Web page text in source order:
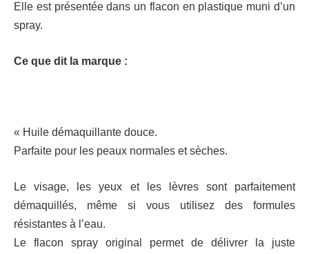
Elle est présentée dans un flacon en plastique muni d’un
spray.
Ce que dit la marque :
« Huile démaquillante douce.
Parfaite pour les peaux normales et sèches.
Le visage, les yeux et les lèvres sont parfaitement
démaquillés, même si vous utilisez des formules
résistantes à l’eau.
Le flacon spray original permet de délivrer la juste